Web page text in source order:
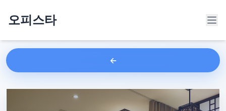
오피스타